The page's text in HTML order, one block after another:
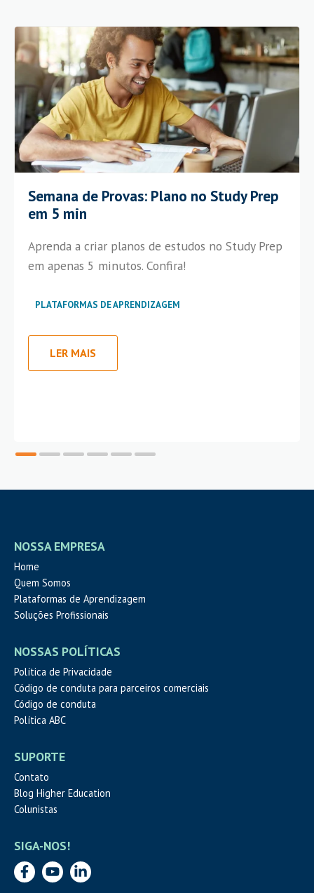
Semana de Provas: Plano no Study Prep
em 5 min
Aprenda a criar planos de estudos no Study Prep
em apenas 5 minutos. Confira!
PLATAFORMAS DE APRENDIZAGEM
LER MAIS
NOSSA EMPRESA
Home
Quem Somos
Plataformas de Aprendizagem
Soluções Profissionais
NOSSAS POLÍTICAS
Política de Privacidade
Código de conduta para parceiros comerciais
Código de conduta
Política ABC
SUPORTE
Contato
Blog Higher Education
Colunistas
SIGA-NOS!